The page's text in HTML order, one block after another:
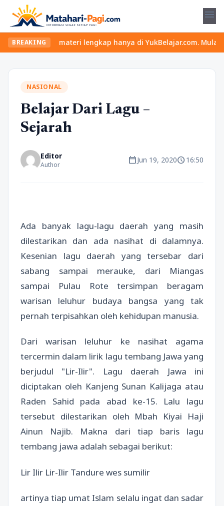
menu
BREAKING
dan materi lengkap hanya di YukBelajar.com. Mulai
NASIONAL
Belajar Dari Lagu –
Sejarah
Editor
Author calendar_todayJun 19, 2020schedule16:50
Ada banyak lagu-lagu daerah yang masih
dilestarikan dan ada nasihat di dalamnya.
Kesenian lagu daerah yang tersebar dari
sabang sampai merauke, dari Miangas
sampai Pulau Rote tersimpan beragam
warisan leluhur budaya bangsa yang tak
pernah terpisahkan oleh kehidupan manusia.
Dari warisan leluhur ke nasihat agama
tercermin dalam lirik lagu tembang Jawa yang
berjudul "Lir-Ilir". Lagu daerah Jawa ini
diciptakan oleh Kanjeng Sunan Kalijaga atau
Raden Sahid pada abad ke-15. Lalu lagu
tersebut dilestarikan oleh Mbah Kiyai Haji
Ainun Najib. Makna dari tiap baris lagu
tembang jawa adalah sebagai berikut:
Lir Ilir Lir-Ilir Tandure wes sumilir
artinya tiap umat Islam selalu ingat dan sadar